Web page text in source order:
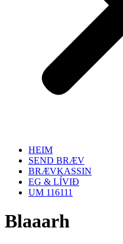
HEIM
SEND BRÆV
BRÆVKASSIN
EG & LÍVIÐ
UM 116111
Blaaarh